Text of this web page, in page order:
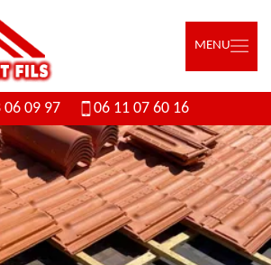
MENU
06 09 97 06 11 07 60 16